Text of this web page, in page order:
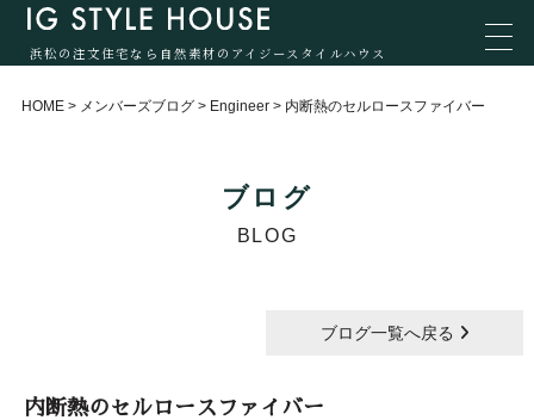
浜松の注文住宅なら自然素材のアイジースタイルハウス
HOME > メンバーズブログ > Engineer > 内断熱のセルロースファイバー
ブログ
BLOG
ブログ一覧へ戻る
内断熱のセルロースファイバー